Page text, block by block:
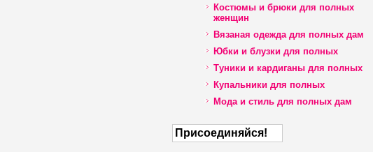
Костюмы и брюки для полных
женщин
Вязаная одежда для полных дам
Юбки и блузки для полных
Туники и кардиганы для полных
Купальники для полных
Мода и стиль для полных дам
Присоединяйся!